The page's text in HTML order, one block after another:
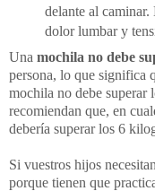
delante al caminar.
dolor lumbar y
Una mochila no debe
persona, lo que significa
mochila no debe superar
recomiendan que, en
debería superar los 6
Si vuestros hijos
porque tienen que